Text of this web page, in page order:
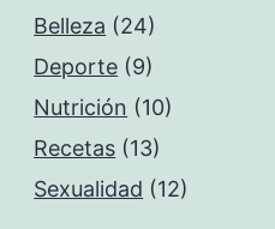
Belleza (24)
Deporte (9)
Nutrición (10)
Recetas (13)
Sexualidad (12)